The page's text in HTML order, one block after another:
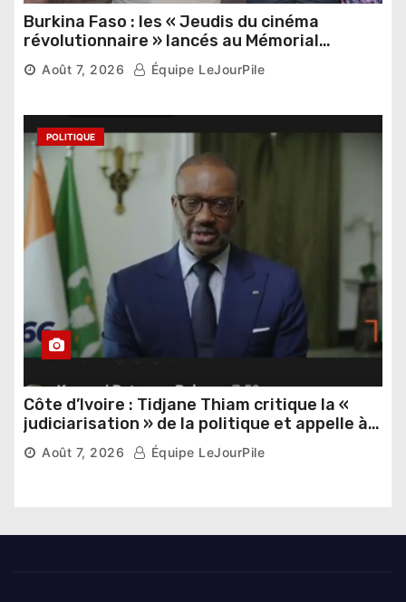
Burkina Faso : les « Jeudis du cinéma
révolutionnaire » lancés au Mémorial
Thomas Sankara
Août 7, 2026 Équipe LeJourPile
POLITIQUE
Côte d’Ivoire : Tidjane Thiam critique la «
judiciarisation » de la politique et appelle à
poursuivre l’apaisement
Août 7, 2026 Équipe LeJourPile